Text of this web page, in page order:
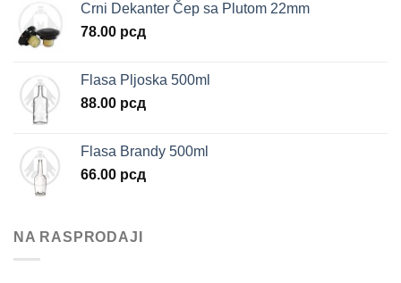
Crni Dekanter Čep sa Plutom 22mm
78.00 рсд
Flasa Pljoska 500ml
88.00 рсд
Flasa Brandy 500ml
66.00 рсд
NA RASPRODAJI